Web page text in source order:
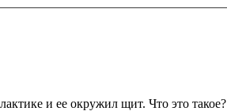
и ее окружил щит. Что это такое?